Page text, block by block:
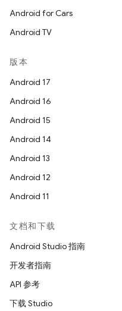
Android for Cars
Android TV
版本
Android 17
Android 16
Android 15
Android 14
Android 13
Android 12
Android 11
文档和下载
Android Studio 指南
开发者指南
API 参考
下载 Studio